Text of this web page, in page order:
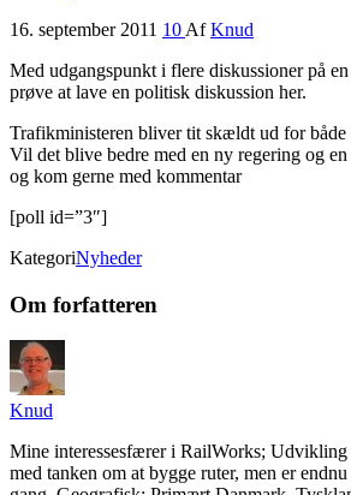
16. september 2011 10 Af Knud
Med udgangspunkt i flere diskussioner på
prøve at lave en politisk diskussion her.
Trafikministeren bliver tit skældt ud for både
Vil det blive bedre med en ny regering og
og kom gerne med kommentar
[poll id=”3″]
KategoriNyheder
Om forfatteren
Knud
Mine interessesfærer i RailWorks; Udvikling
med tanken om at bygge ruter, men er